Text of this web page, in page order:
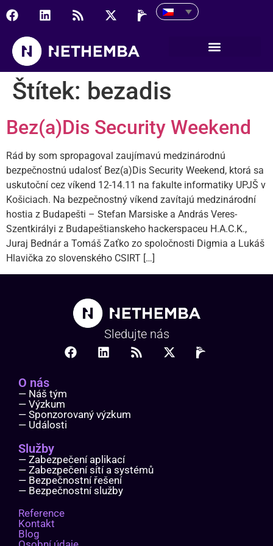
Štítek: bezadis
Bez(a)Dis Security Weekend
Rád by som spropagoval zaujímavú medzinárodnú
bezpečnostnú udalosť Bez(a)Dis Security Weekend, ktorá sa
uskutoční cez víkend 12-14.11 na fakulte informatiky UPJŠ v
Košiciach. Na bezpečnostný víkend zavítajú medzinárodní
hostia z Budapešti – Stefan Marsiske a András Veres-
Szentkirályi z Budapeštianskeho hackerspaceu H.A.C.K.,
Juraj Bednár a Tomáš Zaťko zo spoločnosti Digmia a Lukáš
Hlavička zo slovenského CSIRT […]
Sledujte nás
O nás
— Náš tým
— Výzkum
— Sponzorovaný výzkum
— Události
Služby
— Zabezpečení aplikací
— Zabezpečení sítí a systémů
— Bezpečnostní řešení
— Bezpečnostní služby
Reference
Kontakt
Blog